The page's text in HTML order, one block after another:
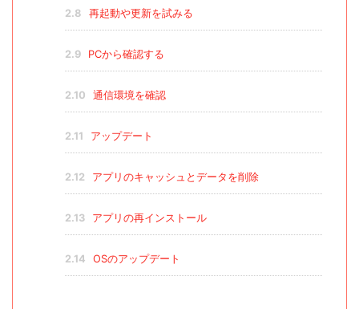
2.8 再起動や更新を試みる
2.9 PCから確認する
2.10 通信環境を確認
2.11 アップデート
2.12 アプリのキャッシュとデータを削除
2.13 アプリの再インストール
2.14 OSのアップデート